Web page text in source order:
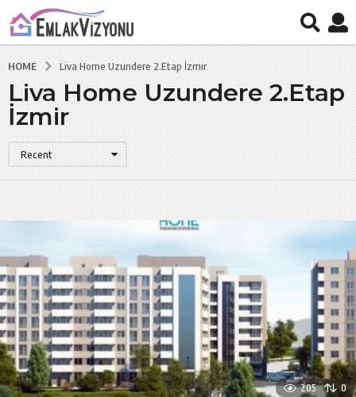
HOME Liva Home Uzundere 2.Etap İzmir
Liva Home Uzundere 2.Etap
İzmir
Recent
205 0